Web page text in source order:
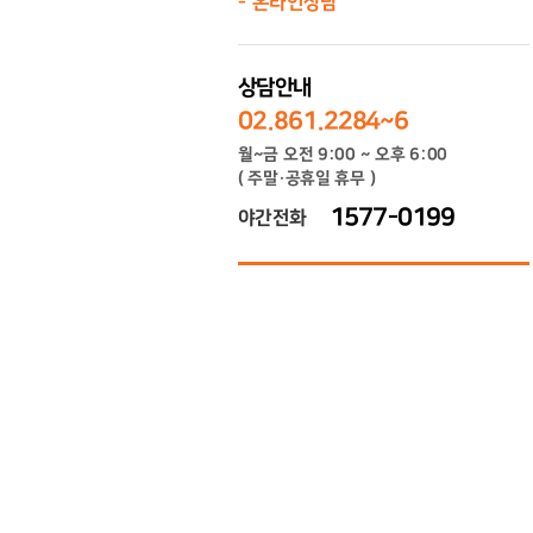
상담안내
02.861.2284~6
월~금 오전 9:00 ~ 오후 6:00
( 주말·공휴일 휴무 )
야간전화 1577-0199